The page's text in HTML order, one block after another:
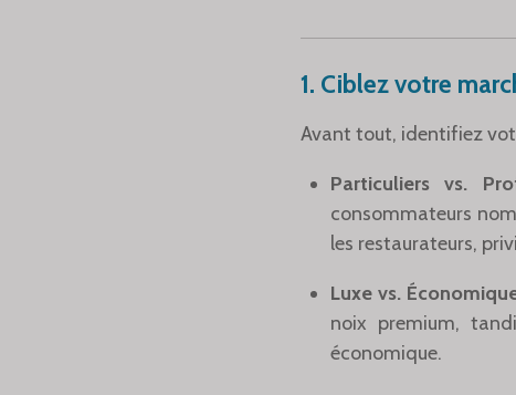
1. Ciblez votre
Avant tout, identifiez
Particuliers vs.
consommateurs
les restaurateurs,
Luxe vs.
noix premium,
économique.